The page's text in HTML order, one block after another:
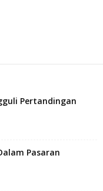
Pertandingan
Pasaran